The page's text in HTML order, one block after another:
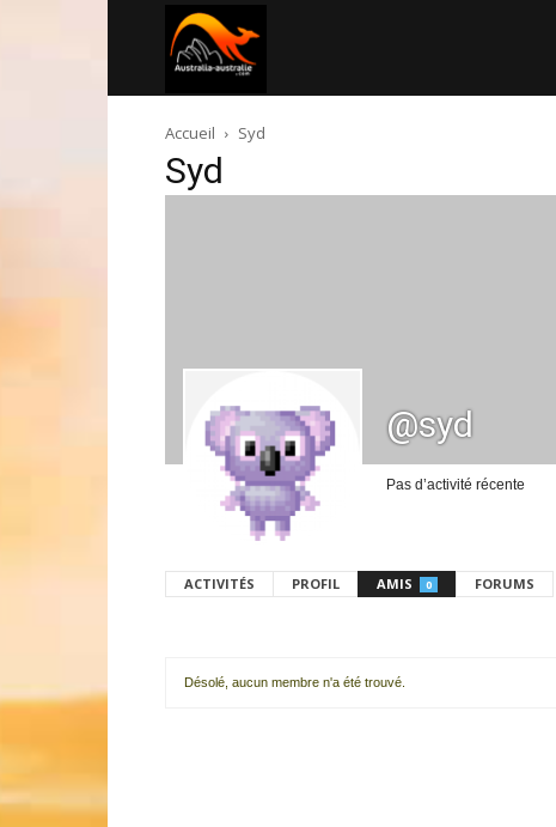
Accueil Syd
Syd
@syd
Pas d’activité récente
ACTIVITÉS PROFIL AMIS 0 FORUMS
Désolé, aucun membre n'a été trouvé.